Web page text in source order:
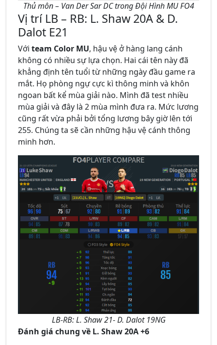
Thủ môn – Van Der Sar DC trong Đội Hình MU FO4
Vị trí LB – RB: L. Shaw 20A & D.
Dalot E21
Với team Color MU, hậu vệ ở hàng lang cánh
không có nhiều sự lựa chọn. Hai cái tên này đã
khẳng định tên tuổi từ những ngày đầu game ra
mắt. Họ phòng ngự cực kì thông minh và khôn
ngoan bất kể mùa giải nào. Mình đã test nhiều
mùa giải và đây là 2 mùa mình đưa ra. Mức lương
cũng rất vừa phải bởi tổng lương bây giờ lên tới
255. Chúng ta sẽ cần những hậu vệ cánh thông
minh hơn.
LB-RB: L. Shaw 21- D. Dalot 19NG
Đánh giá chung về L. Shaw 20A +6